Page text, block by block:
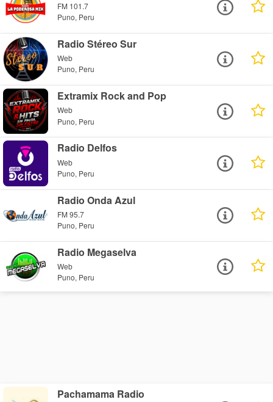
FM 101.7
Puno, Peru
Radio Stéreo Sur
Web
Puno, Peru
Extramix Rock and Pop
Web
Puno, Peru
Radio Delfos
Web
Puno, Peru
Radio Onda Azul
FM 95.7
Puno, Peru
Radio Megaselva
Web
Puno, Peru
Pachamama Radio